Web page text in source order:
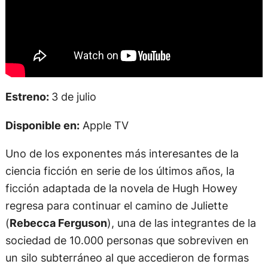
Estreno: 3 de julio
Disponible en:Apple TV
Uno de los exponentes más interesantes de la
ciencia ficción en serie de los últimos años, la
ficción adaptada de la novela de Hugh Howey
regresa para continuar el camino de Juliette
(Rebecca Ferguson), una de las integrantes de la
sociedad de 10.000 personas que sobreviven en
un silo subterráneo al que accedieron de formas